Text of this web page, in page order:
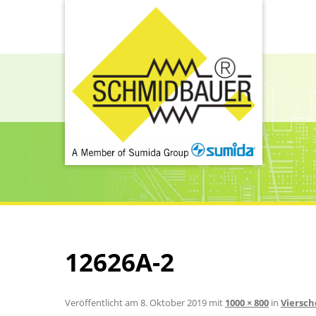
12626A-2
Veröffentlicht am 8. Oktober 2019 mit 1000 × 800 in